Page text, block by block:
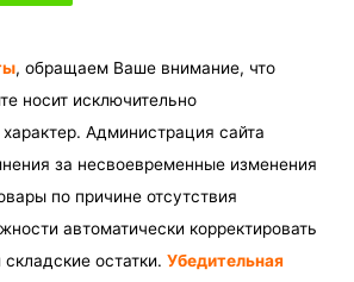
, обращаем Ваше внимание, что
носит исключительно
Администрация сайта
за несвоевременные изменения
по причине отсутствия
автоматически корректировать
остатки. Убедительная